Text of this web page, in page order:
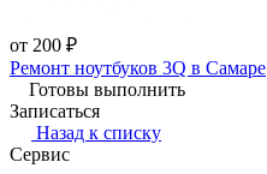
от 200 ₽
Ремонт ноутбуков 3Q в Самаре
Готовы выполнить
Записаться
Назад к списку
Сервис